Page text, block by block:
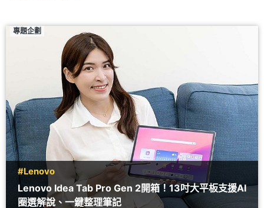
專題企劃
#Lenovo
Lenovo Idea Tab Pro Gen 2開箱！13吋大平板支援AI
圈選解說、一鍵整理筆記